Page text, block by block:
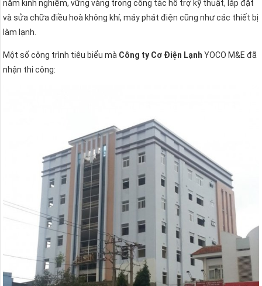
năm kinh nghiệm, vững vàng trong công tác hỗ trợ kỹ thuật, lắp đặt
và sửa chữa điều hoà không khí, máy phát điện cũng như các thiết bị
làm lạnh.
Một số công trình tiêu biểu mà Công ty Cơ Điện Lạnh YOCO M&E đã
nhận thi công: